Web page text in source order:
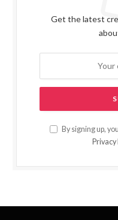
Get the latest
By signing up,
Privacy